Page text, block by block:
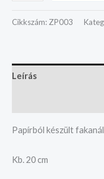
Cikkszám: ZP003
Leírás
Papírból készült
Kb. 20 cm